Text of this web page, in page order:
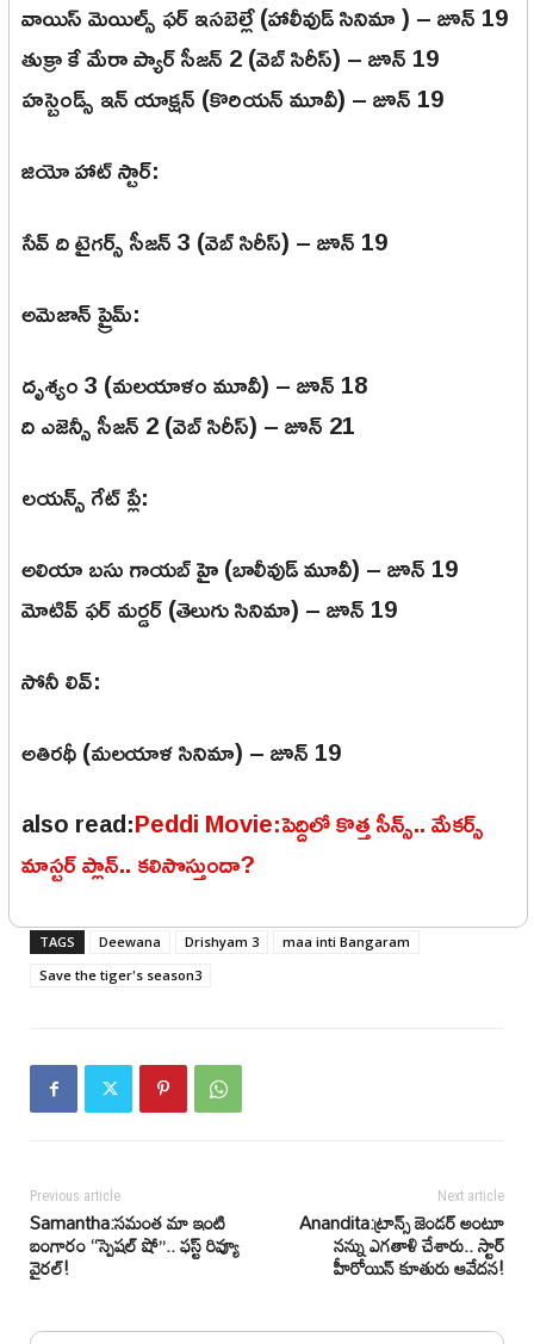
వాయిస్ మెయిల్స్ ఫర్ ఇసబెల్లే (హాలీవుడ్ సినిమా ) – జూన్ 19
తుక్రా కే మేరా ప్యార్ సీజన్ 2 (వెబ్ సిరీస్) – జూన్ 19
హస్బెండ్స్ ఇన్ యాక్షన్ (కొరియన్ మూవీ) – జూన్ 19
జియో హాట్ స్టార్:
సేవ్ ది టైగర్స్ సీజన్ 3 (వెబ్ సిరీస్) – జూన్ 19
అమెజాన్ ప్రైమ్:
దృశ్యం 3 (మలయాళం మూవీ) – జూన్ 18
ది ఎజెన్సీ సీజన్ 2 (వెబ్ సిరీస్) – జూన్ 21
లయన్స్ గేట్ ప్లే:
అలియా బసు గాయబ్ హై (బాలీవుడ్ మూవీ) – జూన్ 19
మోటివ్ ఫర్ మర్డర్ (తెలుగు సినిమా) – జూన్ 19
సోనీ లివ్:
అతిరథీ (మలయాళ సినిమా) – జూన్ 19
also read:Peddi Movie:పెద్దిలో కొత్త సీన్స్.. మేకర్స్
మాస్టర్ ప్లాన్.. కలిసొస్తుందా?
TAGS Deewana Drishyam 3
maa inti Bangaram
Save the tiger's season3
Previous article
Samantha:సమంత మా ఇంటి
బంగారం “స్పెషల్ షో”.. ఫస్ట్ రివ్యూ
వైరల్!
Next article
Anandita:ట్రాన్స్ జెండర్ అంటూ
నన్ను ఎగతాళి చేశారు.. స్టార్
హీరోయిన్ కూతురు ఆవేదన!